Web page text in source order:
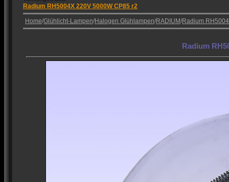
Radium RH5004X 220V 5000W CP85 r2
Home/Glühlicht-Lampen/Halogen Glühlampen/RADIUM/Radium
Radium